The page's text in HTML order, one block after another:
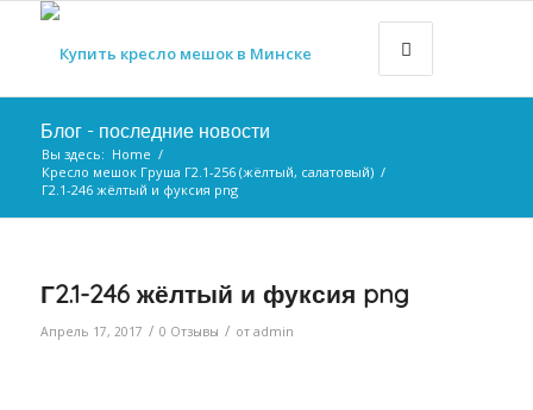
Блог - последние новости
Вы здесь: Home /
Кресло мешок Груша Г2.1-256 (жёлтый, салатовый) /
Г2.1-246 жёлтый и фуксия png
Г2.1-246 жёлтый и фуксия png
Апрель 17, 2017 / 0 Отзывы / от admin